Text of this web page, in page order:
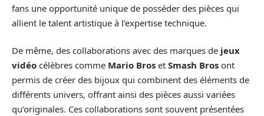
fans une opportunité unique de posséder des pièces qui
allient le talent artistique à l’expertise technique.
De même, des collaborations avec des marques de jeux
vidéo célèbres comme Mario Bros et Smash Bros ont
permis de créer des bijoux qui combinent des éléments de
différents univers, offrant ainsi des pièces aussi variées
qu’originales. Ces collaborations sont souvent présentées